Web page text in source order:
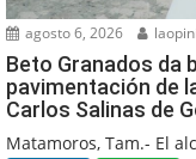
agosto 6, 2026
Beto Granados da
pavimentación de
Carlos Salinas de
Matamoros, Tam.- El